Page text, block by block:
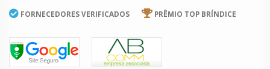
FORNECEDORES VERIFICADOS PRÊMIO TOP BRÍNDICE